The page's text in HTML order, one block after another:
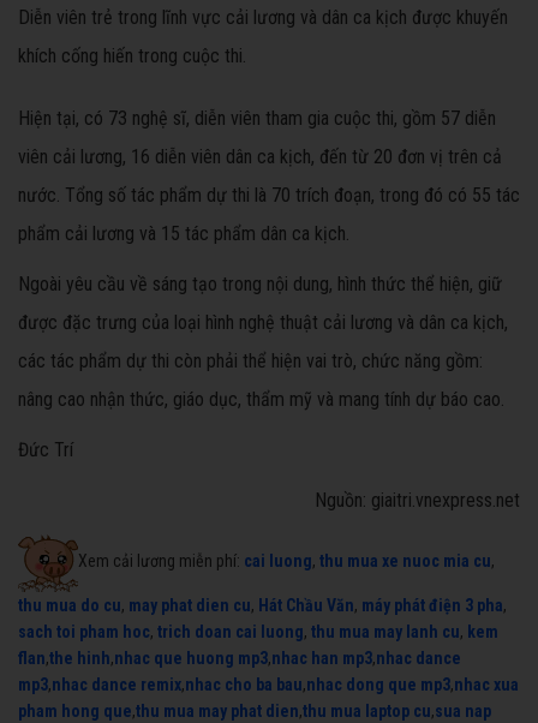
Diễn viên trẻ trong lĩnh vực cải lương và dân ca kịch được khuyến
khích cống hiến trong cuộc thi.
Hiện tại, có 73 nghệ sĩ, diễn viên tham gia cuộc thi, gồm 57 diễn
viên cải lương, 16 diễn viên dân ca kịch, đến từ 20 đơn vị trên cả
nước. Tổng số tác phẩm dự thi là 70 trích đoạn, trong đó có 55 tác
phẩm cải lương và 15 tác phẩm dân ca kịch.
Ngoài yêu cầu về sáng tạo trong nội dung, hình thức thể hiện, giữ
được đặc trưng của loại hình nghệ thuật cải lương và dân ca kịch,
các tác phẩm dự thi còn phải thể hiện vai trò, chức năng gồm:
nâng cao nhận thức, giáo dục, thẩm mỹ và mang tính dự báo cao.
Đức Trí
Nguồn: giaitri.vnexpress.net
Xem cải lương miễn phí: cai luong, thu mua xe nuoc mia cu,
thu mua do cu, may phat dien cu, Hát Chầu Văn, máy phát điện 3 pha,
sach toi pham hoc, trich doan cai luong, thu mua may lanh cu, kem
flan,the hinh,nhac que huong mp3,nhac han mp3,nhac dance
mp3,nhac dance remix,nhac cho ba bau,nhac dong que mp3,nhac xua
pham hong que,thu mua may phat dien,thu mua laptop cu,sua nap